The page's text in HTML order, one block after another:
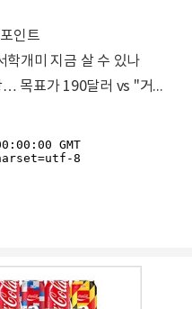
인트
학개미 지금 살 수 있나
스페이스X, 오늘 밤 나스닥 상장… 목표가 190달러 vs "거품 절반" 정면충돌